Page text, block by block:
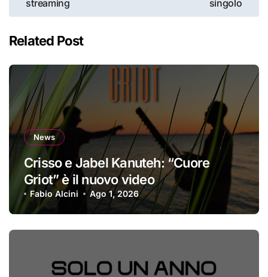
streaming
singolo
Related Post
News
Crisso e Jabel Kanuteh: “Cuore
Griot” è il nuovo video
Fabio Alcini Ago 1, 2026